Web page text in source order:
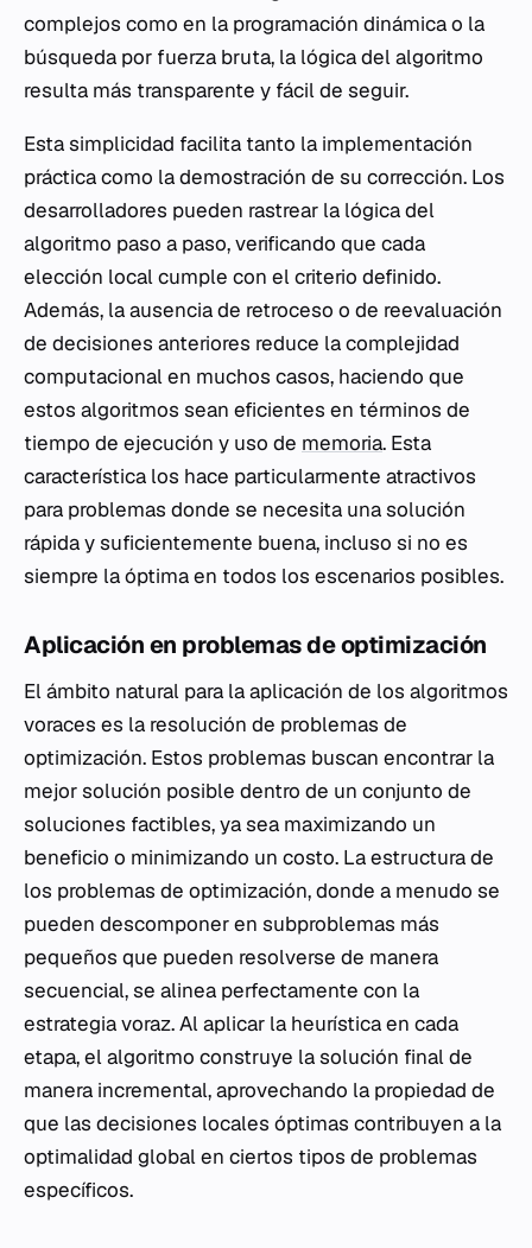
complejos como en la programación dinámica o la
búsqueda por fuerza bruta, la lógica del algoritmo
resulta más transparente y fácil de seguir.
Esta simplicidad facilita tanto la implementación
práctica como la demostración de su corrección. Los
desarrolladores pueden rastrear la lógica del
algoritmo paso a paso, verificando que cada
elección local cumple con el criterio definido.
Además, la ausencia de retroceso o de reevaluación
de decisiones anteriores reduce la complejidad
computacional en muchos casos, haciendo que
estos algoritmos sean eficientes en términos de
tiempo de ejecución y uso de memoria. Esta
característica los hace particularmente atractivos
para problemas donde se necesita una solución
rápida y suficientemente buena, incluso si no es
siempre la óptima en todos los escenarios posibles.
Aplicación en problemas de optimización
El ámbito natural para la aplicación de los algoritmos
voraces es la resolución de problemas de
optimización. Estos problemas buscan encontrar la
mejor solución posible dentro de un conjunto de
soluciones factibles, ya sea maximizando un
beneficio o minimizando un costo. La estructura de
los problemas de optimización, donde a menudo se
pueden descomponer en subproblemas más
pequeños que pueden resolverse de manera
secuencial, se alinea perfectamente con la
estrategia voraz. Al aplicar la heurística en cada
etapa, el algoritmo construye la solución final de
manera incremental, aprovechando la propiedad de
que las decisiones locales óptimas contribuyen a la
optimalidad global en ciertos tipos de problemas
específicos.